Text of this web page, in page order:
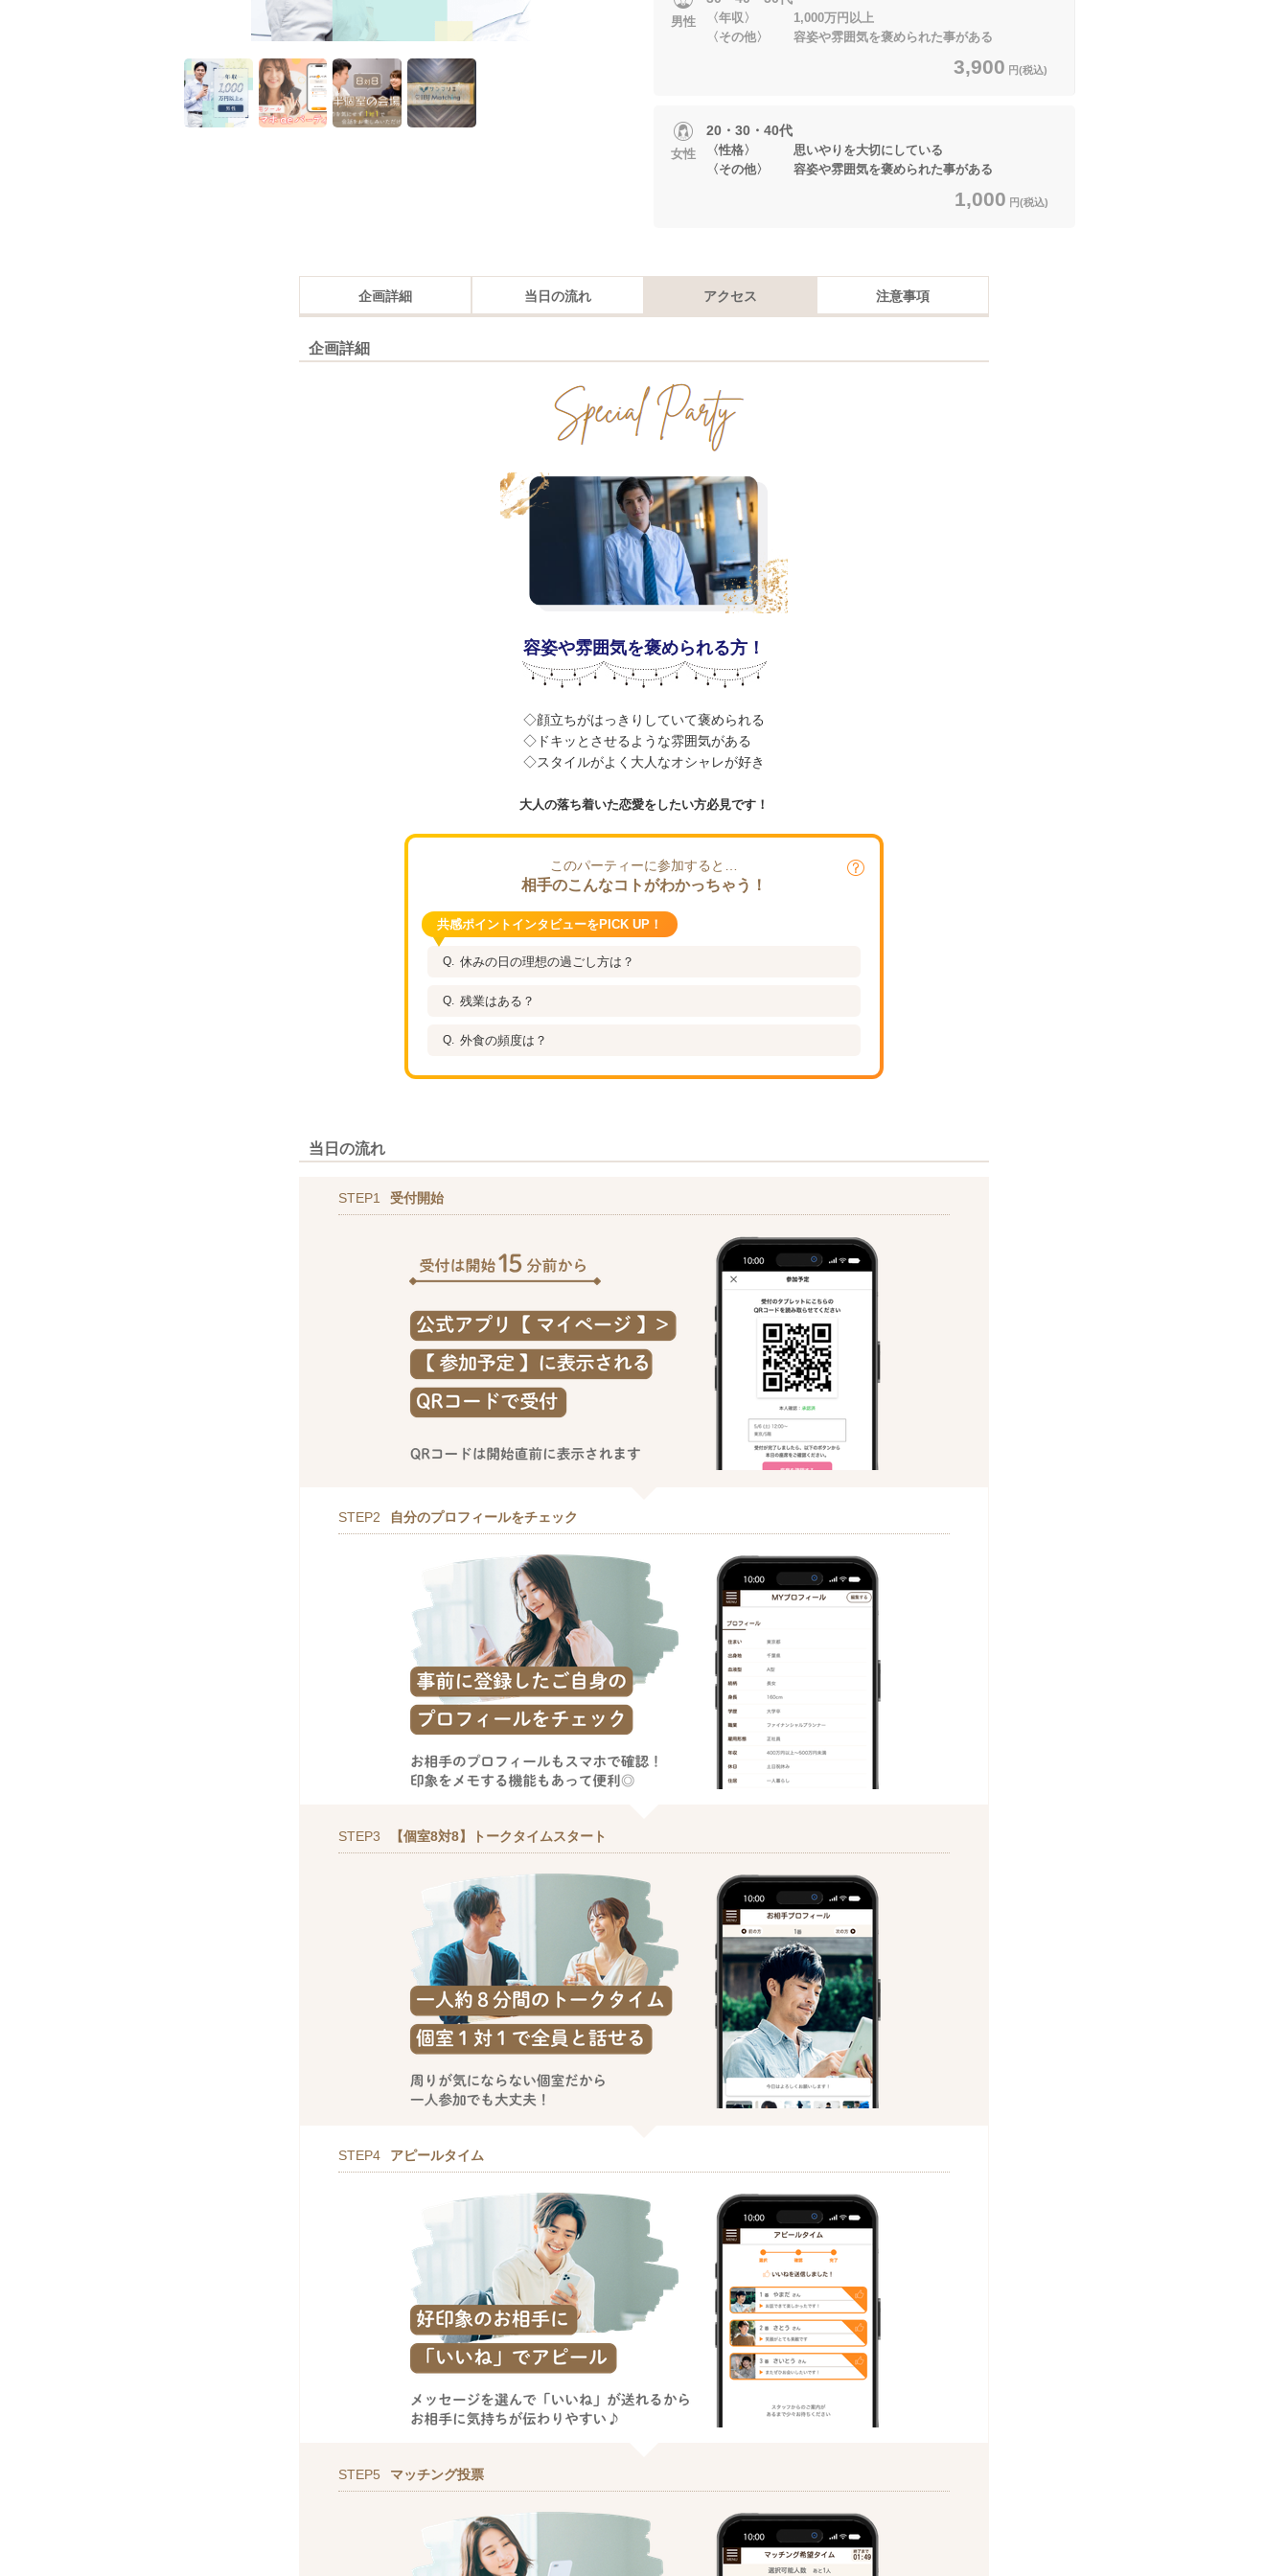
男性
〈年収〉 1,000万円以上
〈その他〉 容姿や雰囲気を褒められた事がある
3,900 円(税込)
女性
20・30・40代
〈性格〉 思いやりを大切にしている
〈その他〉 容姿や雰囲気を褒められた事がある
1,000 円(税込)
企画詳細 当日の流れ アクセス 注意事項
企画詳細
容姿や雰囲気を褒められる方！
◇顔立ちがはっきりしていて褒められる
◇ドキッとさせるような雰囲気がある
◇スタイルがよく大人なオシャレが好き
大人の落ち着いた恋愛をしたい方必見です！
このパーティーに参加すると…
相手のこんなコトがわかっちゃう！
共感ポイントインタビューをPICK UP！
休みの日の理想の過ごし方は？
残業はある？
外食の頻度は？
当日の流れ
STEP1 受付開始
STEP2 自分のプロフィールをチェック
STEP3 【個室8対8】トークタイムスタート
STEP4 アピールタイム
STEP5 マッチング投票